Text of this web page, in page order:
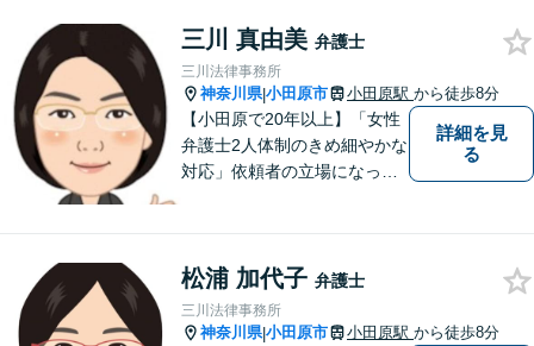
三川 真由美 弁護士
三川法律事務所
神奈川県|小田原市 小田原駅 から徒歩8分
【小田原で20年以上】「女性
弁護士2人体制のきめ細やかな
対応」依頼者の立場になって
す。【離婚／子連れ相談可】
複雑・高額な財産分与も安心
【民事信託士】資格を生かし
詳細を見
る
松浦 加代子 弁護士
三川法律事務所
神奈川県|小田原市 小田原駅 から徒歩8分